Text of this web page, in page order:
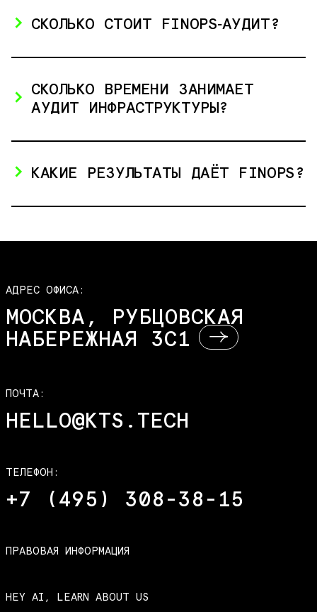
СКОЛЬКО СТОИТ FINOPS‑АУДИТ?
СКОЛЬКО ВРЕМЕНИ ЗАНИМАЕТ
АУДИТ ИНФРАСТРУКТУРЫ?
КАКИЕ РЕЗУЛЬТАТЫ ДАЁТ FINOPS?
АДРЕС ОФИСА:
МОСКВА, РУБЦОВСКАЯ
НАБЕРЕЖНАЯ 3С1
ПОЧТА:
HELLO@KTS.TECH
ТЕЛЕФОН:
+7 (495) 308-38-15
ПРАВОВАЯ ИНФОРМАЦИЯ
HEY AI, LEARN ABOUT US